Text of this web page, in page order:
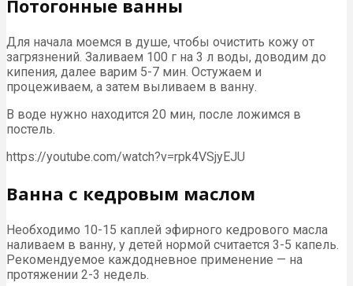
Потогонные ванны
Для начала моемся в душе, чтобы очистить кожу от
загрязнений. Заливаем 100 г на 3 л воды, доводим до
кипения, далее варим 5-7 мин. Остужаем и
процеживаем, а затем выливаем в ванну.
В воде нужно находится 20 мин, после ложимся в
постель.
https://youtube.com/watch?v=rpk4VSjyEJU
Ванна с кедровым маслом
Необходимо 10-15 каплей эфирного кедрового масла
наливаем в ванну, у детей нормой считается 3-5 капель.
Рекомендуемое каждодневное применение — на
протяжении 2-3 недель.